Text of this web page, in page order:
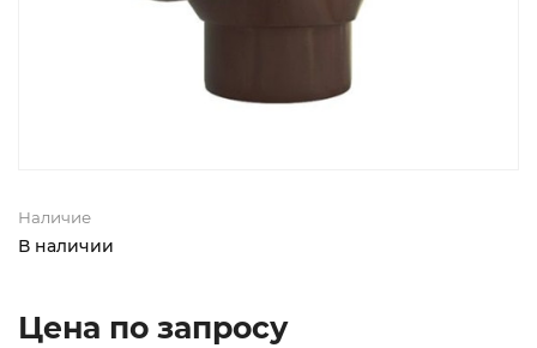
Наличие
В наличии
Цена по запросу